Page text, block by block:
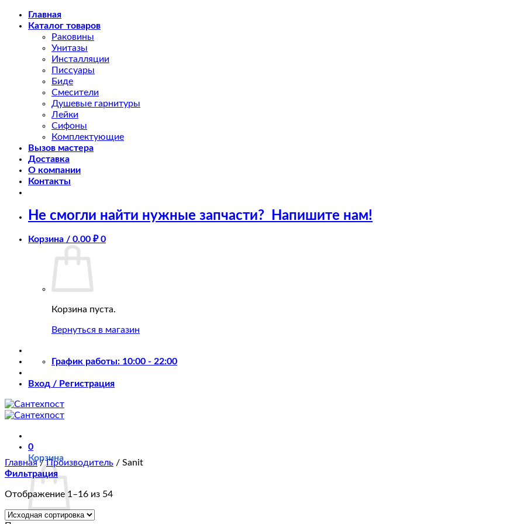
Skip
Главная
Каталог товаров
Раковины
Унитазы
Инсталляции
Писсуары
Биде
Смесители
Душевые гарнитуры
Лейки
Сифоны
Комплектующие
Вызов мастера
Доставка
О компании
Контакты
Не смогли найти нужные запчасти? Напишите нам!
Корзина / 0.00 ₽ 0
Корзина пуста.
Вернуться в магазин
График работы: 10:00 - 22:00
Вход / Регистрация
0
Корзина
Главная / Производитель / Sanit
Фильтрация
Отображение 1–16 из 54